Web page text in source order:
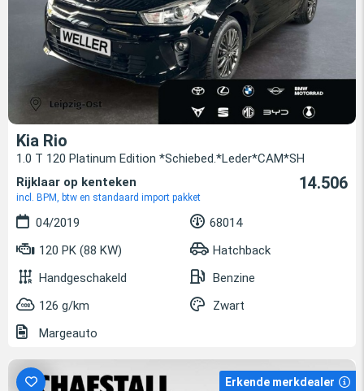
Kia Rio
1.0 T 120 Platinum Edition *Schiebed.*Leder*CAM*SH
Rijklaar op kenteken
incl. BPM, btw en standaard import pakket
14.506
04/2019
68014
120 PK (88 KW)
Hatchback
Handgeschakeld
Benzine
126 g/km
Zwart
Margeauto
Erkende merkdealer